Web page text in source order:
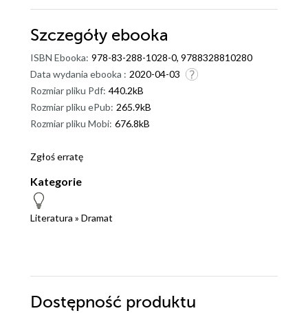
Szczegóły ebooka
ISBN Ebooka: 978-83-288-1028-0, 9788328810280
Data wydania ebooka : 2020-04-03
Rozmiar pliku Pdf: 440.2kB
Rozmiar pliku ePub: 265.9kB
Rozmiar pliku Mobi: 676.8kB
Zgłoś erratę
Kategorie
Literatura » Dramat
Dostępność produktu